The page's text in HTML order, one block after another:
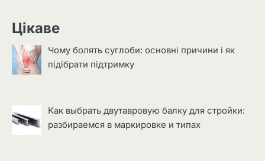
Цікаве
Чому болять суглоби: основні причини і як
підібрати підтримку
Как выбрать двутавровую балку для стройки:
разбираемся в маркировке и типах